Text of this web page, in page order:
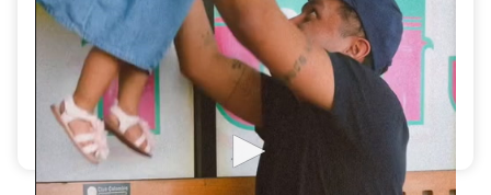
El creador de contenido compartió imágenes del
reencuentro con Victoria, mostrando sonrisas, juegos
y paseos por Barranquilla - crédito
@juandacaribeshow/ Instagram